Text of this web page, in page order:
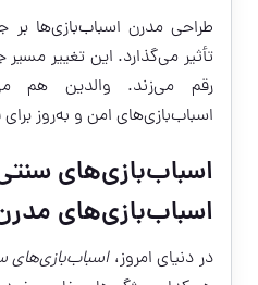
طراحی مدرن اسباب‌بازی‌ها
تأثیر می‌گذارد. این تغییر
رقم می‌زند. والدین هم
اسباب‌بازی‌های امن و به‌روز
اسباب‌بازی‌های
در دنیای امروز،اسباب‌بازی‌های